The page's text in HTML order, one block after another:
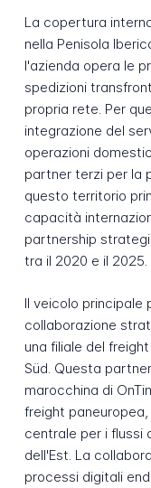
La copertura
nella Penisola
l'azienda opera le
spedizioni
propria rete. Per
integrazione del
operazioni
partner terzi per la
questo territorio
capacità
partnership
tra il 2020 e il 2025.
Il veicolo principale
collaborazione
una filiale del
Süd. Questa
marocchina di
freight
centrale per i flussi
dell'Est. La
processi digitali